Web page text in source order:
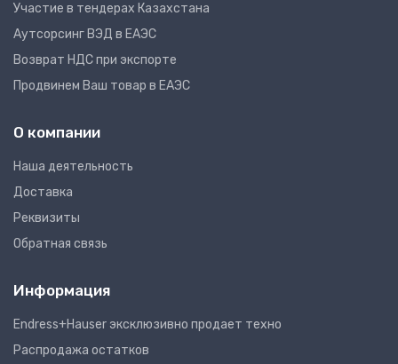
Участие в тендерах Казахстана
Аутсорсинг ВЭД в ЕАЭС
Возврат НДС при экспорте
Продвинем Ваш товар в ЕАЭС
О компании
Наша деятельность
Доставка
Реквизиты
Обратная связь
Информация
Endress+Hauser эксклюзивно продает техно
Распродажа остатков